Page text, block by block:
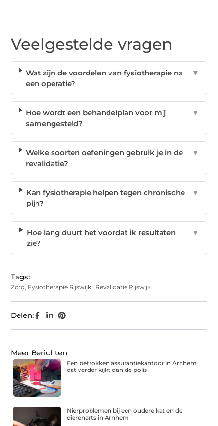
Veelgestelde vragen
Wat zijn de voordelen van fysiotherapie na
een operatie?
▼
Hoe wordt een behandelplan voor mij
samengesteld?
▼
Welke soorten oefeningen gebruik je in de
revalidatie?
▼
Kan fysiotherapie helpen tegen chronische
pijn?
▼
Hoe lang duurt het voordat ik resultaten
zie?
▼
Tags:
Zorg, Fysiotherapie Rijswijk , Revalidatie Rijswijk
Delen:
Meer Berichten
Een betrokken assurantiekantoor in Arnhem
dat verder kijkt dan de polis
Nierproblemen bij een oudere kat en de
dierenarts in Arnhem